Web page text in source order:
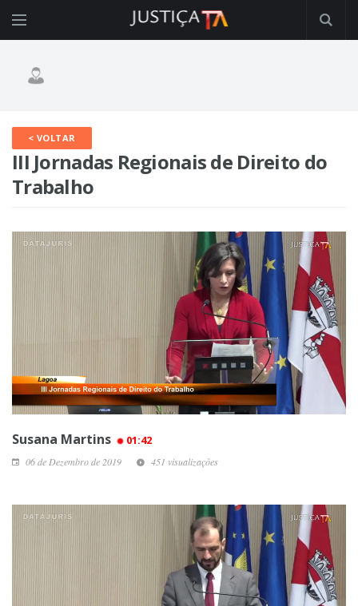
< VOLTAR
III Jornadas Regionais de Direito do
Trabalho
Susana Martins 01:42
06 de Dezembro de 2019 451 visualizações